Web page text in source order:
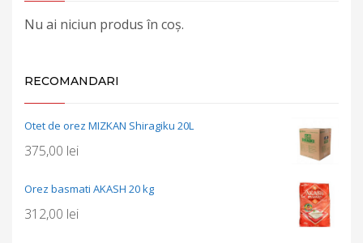
Nu ai niciun produs în coș.
RECOMANDARI
Otet de orez MIZKAN Shiragiku 20L
375,00 lei
Orez basmati AKASH 20 kg
312,00 lei